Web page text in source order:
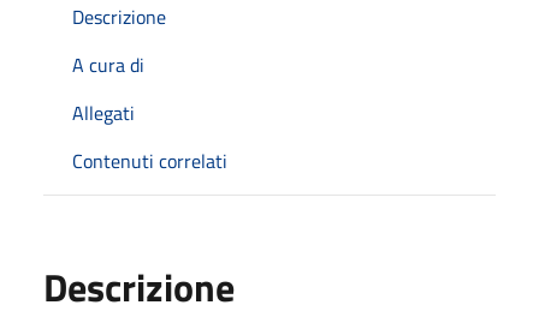
Descrizione
A cura di
Allegati
Contenuti correlati
Descrizione